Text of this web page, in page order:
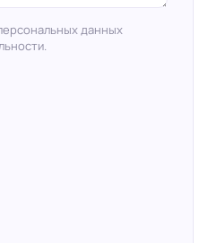
данных